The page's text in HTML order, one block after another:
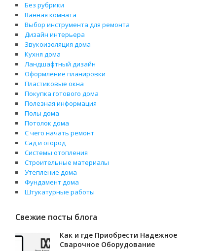
Без рубрики
Ванная комната
Выбор инструмента для ремонта
Дизайн интерьера
Звукоизоляция дома
Кухня дома
Ландшафтный дизайн
Оформление планировки
Пластиковые окна
Покупка готового дома
Полезная информация
Полы дома
Потолок дома
С чего начать ремонт
Сад и огород
Системы отопления
Строительные материалы
Утепление дома
Фундамент дома
Штукатурные работы
Свежие посты блога
Как и где Приобрести Надежное
Сварочное Оборудование